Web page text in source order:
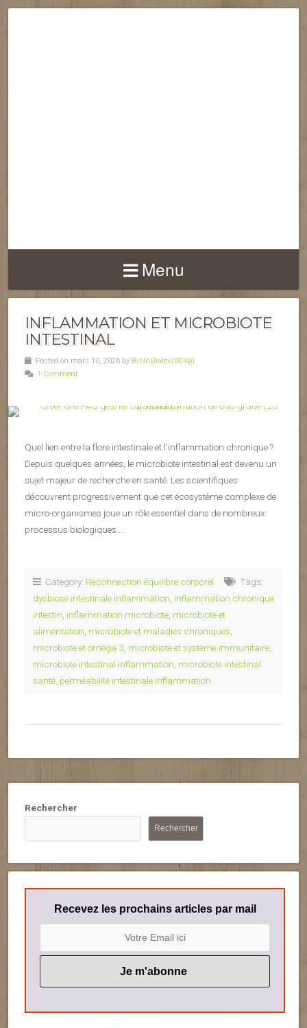
Menu
INFLAMMATION ET MICROBIOTE
INTESTINAL
Posted on mars 10, 2026 by BsNn@alex2024@
1 Comment
Quel lien entre la flore intestinale et l’inflammation chronique ?
Depuis quelques années, le microbiote intestinal est devenu un
sujet majeur de recherche en santé. Les scientifiques
découvrent progressivement que cet écosystème complexe de
micro-organismes joue un rôle essentiel dans de nombreux
processus biologiques….
Category: Reconnection équilibre corporel
Tags:
dysbiose intestinale inflammation inflammation chronique
intestin inflammation microbiote microbiote et
alimentation microbiote et maladies chroniques
microbiote et oméga 3 microbiote et système immunitaire
microbiote intestinal inflammation microbiote intestinal
santé perméabilité intestinale inflammation
Rechercher
Rechercher
Recevez les prochains articles par mail